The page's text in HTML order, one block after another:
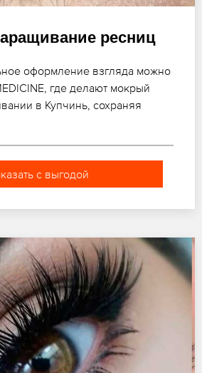
ресниц
оформление взгляда можно
где делают мокрый
в Купчинь, сохраняя
с выгодой